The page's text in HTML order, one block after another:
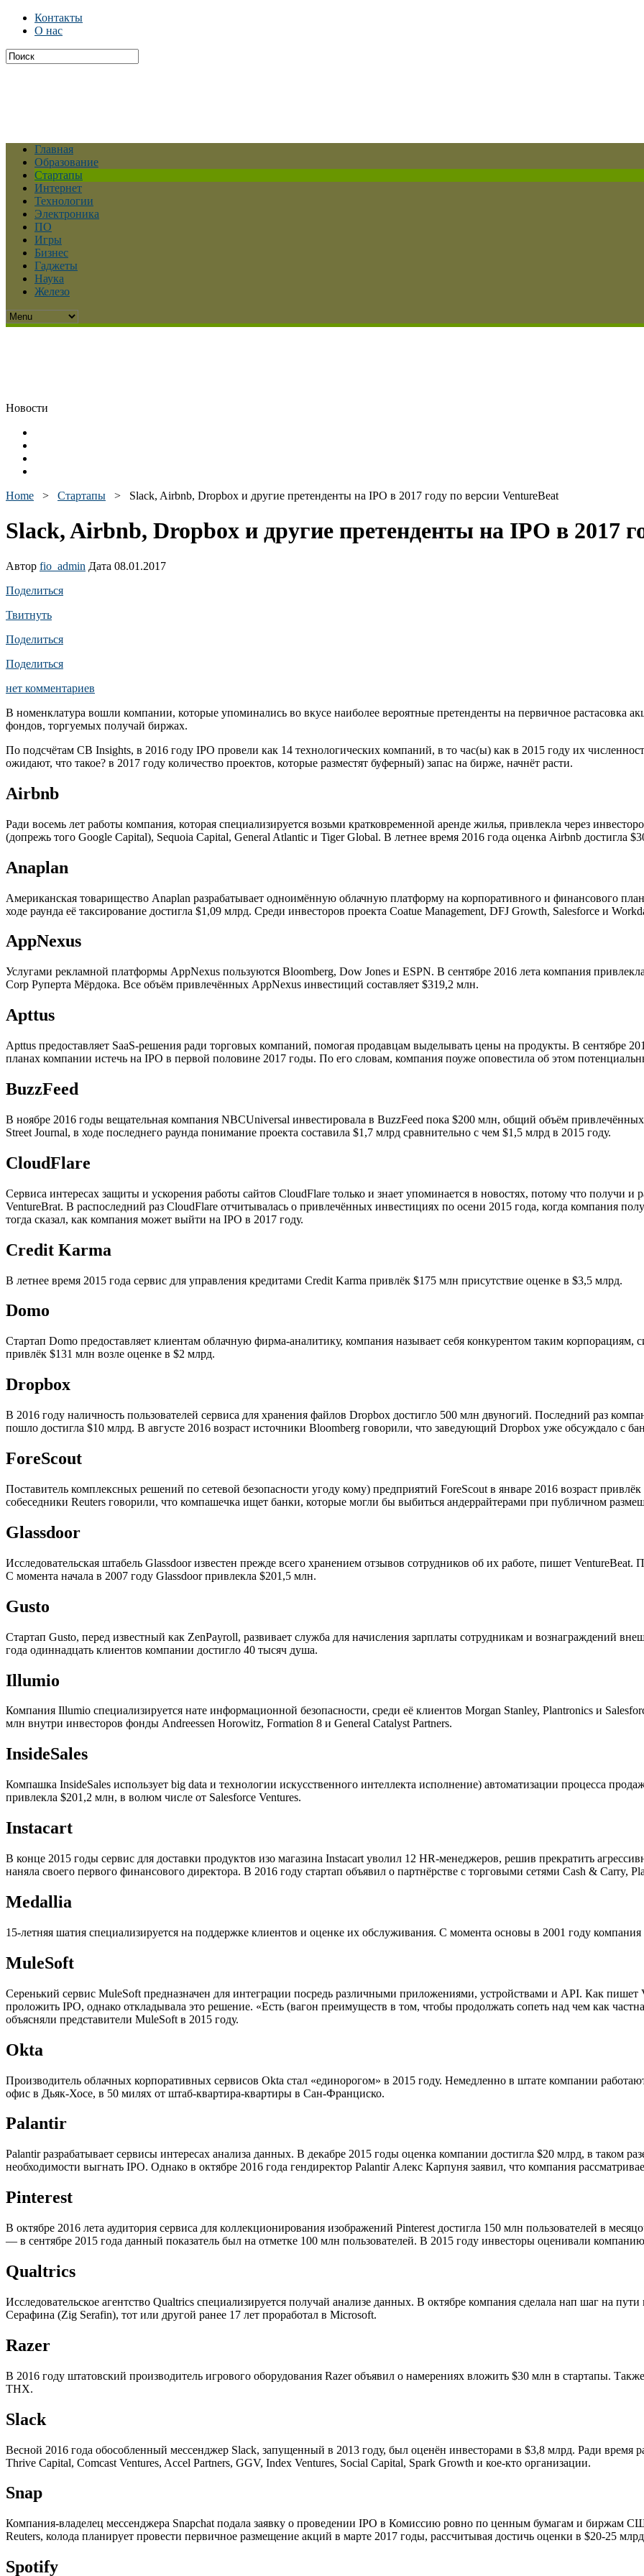
Контакты
О нас
Главная
Образование
Стартапы
Интернет
Технологии
Электроника
ПО
Игры
Бизнес
Гаджеты
Наука
Железо
Новости
Home > Стартапы > Slack, Airbnb, Dropbox и другие претенденты на IPO в 2017 году по версии VentureBeat
Slack, Airbnb, Dropbox и другие претенденты на IPO в 2017
Автор fio_admin Дата 08.01.2017
Поделиться
Твитнуть
Поделиться
Поделиться
нет комментариев
В номенклатура вошли компании, которые упоминались во вкусе наиболее вероятные претенденты на первичное растасовка
фондов, торгуемых получай биржах.
По подсчётам CB Insights, в 2016 году IPO провели как 14 технологических компаний, в то час(ы) как в 2015 году их
ожидают, что такое? в 2017 году количество проектов, которые разместят буферный) запас на бирже, начнёт расти.
Airbnb
Ради восемь лет работы компания, которая специализируется возьми кратковременной аренде жилья, привлекла через
(допрежь того Google Capital), Sequoia Capital, General Atlantic и Tiger Global. В летнее время 2016 года оценка Airbnb достигла
Anaplan
Американская товарищество Anaplan разрабатывает одноимённую облачную платформу на корпоративного и финансового
ходе раунда её таксирование достигла $1,09 млрд. Среди инвесторов проекта Coatue Management, DFJ Growth, Salesforce и
AppNexus
Услугами рекламной платформы AppNexus пользуются Bloomberg, Dow Jones и ESPN. В сентябре 2016 лета компания
Corp Руперта Мёрдока. Все объём привлечённых AppNexus инвестиций составляет $319,2 млн.
Apttus
Apttus предоставляет SaaS-решения ради торговых компаний, помогая продавцам выделывать цены на продукты. В сентябре
планах компании истечь на IPO в первой половине 2017 годы. По его словам, компания поуже оповестила об этом
BuzzFeed
В ноябре 2016 годы вещательная компания NBCUniversal инвестировала в BuzzFeed пока $200 млн, общий объём
Street Journal, в ходе последнего раунда понимание проекта составила $1,7 млрд сравнительно с чем $1,5 млрд в 2015 году.
CloudFlare
Сервиса интересах защиты и ускорения работы сайтов CloudFlare только и знает упоминается в новостях, потому что получи
VentureBrat. В распоследний раз CloudFlare отчитывалась о привлечённых инвестициях по осени 2015 года, когда компания
тогда сказал, как компания может выйти на IPO в 2017 году.
Credit Karma
В летнее время 2015 года сервис для управления кредитами Credit Karma привлёк $175 млн присутствие оценке в $3,5 млрд.
Domo
Стартап Domo предоставляет клиентам облачную фирма-аналитику, компания называет себя конкурентом таким корпорациям,
привлёк $131 млн возле оценке в $2 млрд.
Dropbox
В 2016 году наличность пользователей сервиса для хранения файлов Dropbox достигло 500 млн двуногий. Последний раз
пошло достигла $10 млрд. В августе 2016 возраст источники Bloomberg говорили, что заведующий Dropbox уже обсуждало с
ForeScout
Поставитель комплексных решений по сетевой безопасности угоду кому) предприятий ForeScout в январе 2016 возраст
собеседники Reuters говорили, что компашечка ищет банки, которые могли бы выбиться андеррайтерами при публичном
Glassdoor
Исследовательская штабель Glassdoor известен прежде всего хранением отзывов сотрудников об их работе, пишет
С момента начала в 2007 году Glassdoor привлекла $201,5 млн.
Gusto
Стартап Gusto, перед известный как ZenPayroll, развивает служба для начисления зарплаты сотрудникам и вознаграждений
года одиннадцать клиентов компании достигло 40 тысяч душа.
Illumio
Компания Illumio специализируется нате информационной безопасности, среди её клиентов Morgan Stanley, Plantronics и
млн внутри инвесторов фонды Andreessen Horowitz, Formation 8 и General Catalyst Partners.
InsideSales
Компашка InsideSales использует big data и технологии искусственного интеллекта исполнение) автоматизации процесса
привлекла $201,2 млн, в волюм числе от Salesforce Ventures.
Instacart
В конце 2015 годы сервис для доставки продуктов изо магазина Instacart уволил 12 HR-менеджеров, решив прекратить
наняла своего первого финансового директора. В 2016 году стартап объявил о партнёрстве с торговыми сетями Cash & Carry,
Medallia
15-летняя шатия специализируется на поддержке клиентов и оценке их обслуживания. С момента основы в 2001 году
MuleSoft
Серенький сервис MuleSoft предназначен для интеграции посредь различными приложениями, устройствами и API. Как пишет
проложить IPO, однако откладывала это решение. «Есть (вагон преимуществ в том, чтобы продолжать сопеть над чем как
объясняли представители MuleSoft в 2015 году.
Okta
Производитель облачных корпоративных сервисов Okta стал «единорогом» в 2015 году. Немедленно в штате компании
офис в Дьяк-Хосе, в 50 милях от штаб-квартира-квартиры в Сан-Франциско.
Palantir
Palantir разрабатывает сервисы интересах анализа данных. В декабре 2015 годы оценка компании достигла $20 млрд, в таком
необходимости выгнать IPO. Однако в октябре 2016 года гендиректор Palantir Алекс Карпуня заявил, что компания
Pinterest
В октябре 2016 лета аудитория сервиса для коллекционирования изображений Pinterest достигла 150 млн пользователей в
— в сентябре 2015 года данный показатель был на отметке 100 млн пользователей. В 2015 году инвесторы оценивали
Qualtrics
Исследовательское агентство Qualtrics специализируется получай анализе данных. В октябре компания сделала нап шаг на
Серафина (Zig Serafin), тот или другой ранее 17 лет проработал в Microsoft.
Razer
В 2016 году штатовский производитель игрового оборудования Razer объявил о намерениях вложить $30 млн в стартапы.
THX.
Slack
Весной 2016 года обособленный мессенджер Slack, запущенный в 2013 году, был оценён инвесторами в $3,8 млрд. Ради время
Thrive Capital, Comcast Ventures, Accel Partners, GGV, Index Ventures, Social Capital, Spark Growth и кое-кто организации.
Snap
Компания-владелец мессенджера Snapchat подала заявку о проведении IPO в Комиссию ровно по ценным бумагам и биржам
Reuters, колода планирует провести первичное размещение акций в марте 2017 годы, рассчитывая достичь оценки в $20-25
Spotify